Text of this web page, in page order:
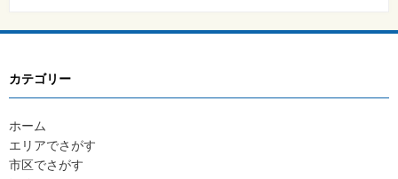
カテゴリー
ホーム
エリアでさがす
市区でさがす